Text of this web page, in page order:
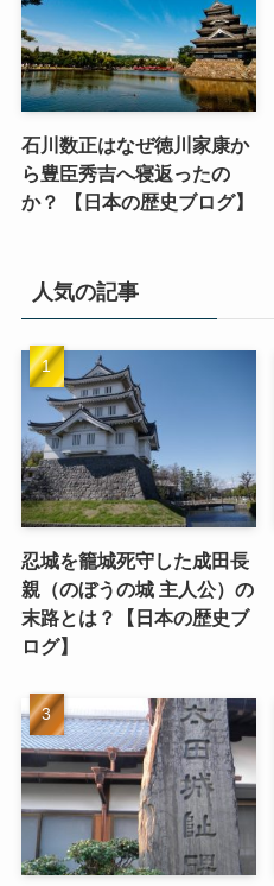
石川数正はなぜ徳川家康か
ら豊臣秀吉へ寝返ったの
か？ 【日本の歴史ブログ】
人気の記事
忍城を籠城死守した成田長
親（のぼうの城 主人公）の
末路とは？【日本の歴史ブ
ログ】